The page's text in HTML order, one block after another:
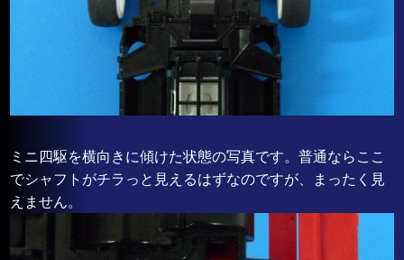
ミニ四駆を横向きに傾けた状態の写真です。普通ならここ
でシャフトがチラっと見えるはずなのですが、まったく見
えません。